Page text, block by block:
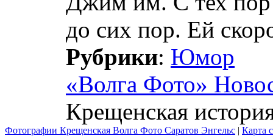
до сих пор. Ей
Рубрики: Юмор
«Волга Фото»
Крещенская
Фотографии Крещенская Волга Фото Саратов Энгельс | Карта